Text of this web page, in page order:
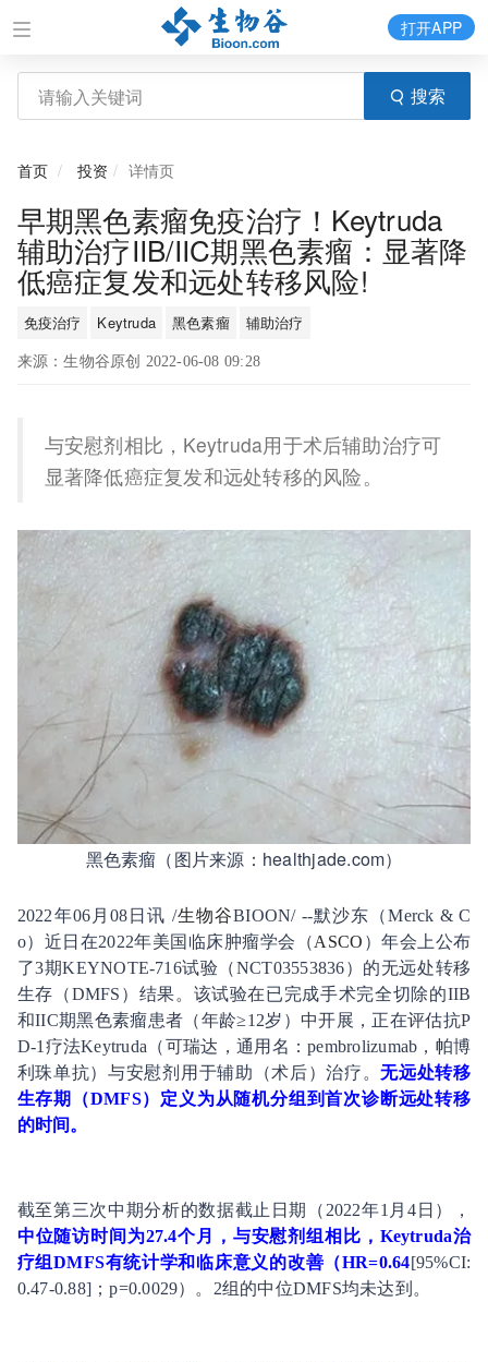
搜索
打开APP
首页 投资 详情页
早期黑色素瘤免疫治疗！Keytruda
辅助治疗IIB/IIC期黑色素瘤：显著降
低癌症复发和远处转移风险!
免疫治疗 Keytruda 黑色素瘤 辅助治疗
来源：生物谷原创 2022-06-08 09:28
与安慰剂相比，Keytruda用于术后辅助治疗可
显著降低癌症复发和远处转移的风险。
黑色素瘤（图片来源：healthjade.com）
2022年06月08日讯 /生物谷BIOON/ --默沙东（Merck & C
o）近日在2022年美国临床肿瘤学会（ASCO ）年会上公布
了3期KEYNOTE-716试验（NCT03553836）的无远处转移
生存（DMFS）结果。该试验在已完成手术完全切除的IIB
和IIC期黑色素瘤患者（年龄≥12岁）中开展，正在评估抗P
D-1疗法Keytruda（可瑞达，通用名：pembrolizumab，帕博
利珠单抗）与安慰剂用于辅助（术后）治疗。无远处转移
生存期（DMFS）定义为从随机分组到首次诊断远处转移
的时间。
截至第三次中期分析的数据截止日期（2022年1月4日），
中位随访时间为27.4个月，与安慰剂组相比，Keytruda治
疗组DMFS有统计学和临床意义的改善（HR=0.64[95%CI:
0.47-0.88]；p=0.0029）。2组的中位DMFS均未达到。